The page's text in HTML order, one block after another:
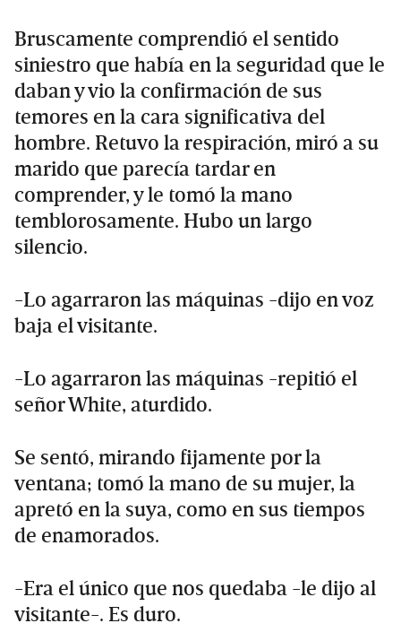
Bruscamente comprendió el sentido
siniestro que había en la seguridad que le
daban y vio la confirmación de sus
temores en la cara significativa del
hombre. Retuvo la respiración, miró a su
marido que parecía tardar en
comprender, y le tomó la mano
temblorosamente. Hubo un largo
silencio.
-Lo agarraron las máquinas -dijo en voz
baja el visitante.
-Lo agarraron las máquinas -repitió el
señor White, aturdido.
Se sentó, mirando fijamente por la
ventana; tomó la mano de su mujer, la
apretó en la suya, como en sus tiempos
de enamorados.
-Era el único que nos quedaba -le dijo al
visitante-. Es duro.